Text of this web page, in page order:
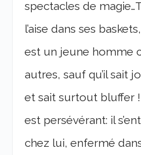
spectacles de
l’aise dans ses
est un jeune homme
autres, sauf qu’il sait
et sait surtout bluffer
est persévérant: il
chez lui, enfermé